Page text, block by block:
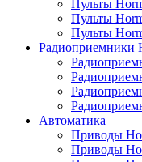
Пульты
Пульты
Пульты
Радиоприемники
Автоматика
Приводы
Приводы